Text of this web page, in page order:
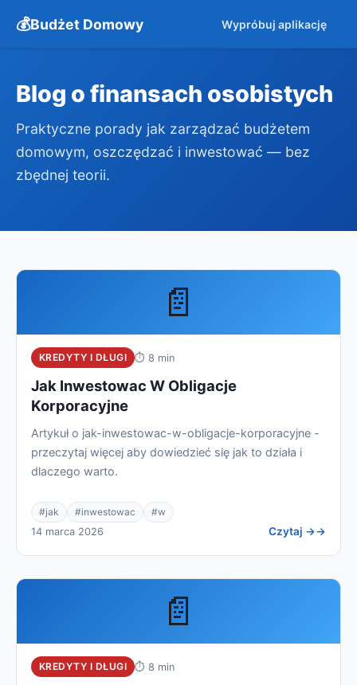
Budżet Domowy Wypróbuj aplikację
Blog o finansach osobistych
Praktyczne porady jak zarządzać budżetem
domowym, oszczędzać i inwestować — bez
zbędnej teorii.
📄
KREDYTY I DŁUGI ⏱ 8 min
Jak Inwestowac W Obligacje
Korporacyjne
Artykuł o jak-inwestowac-w-obligacje-korporacyjne -
przeczytaj więcej aby dowiedzieć się jak to działa i
dlaczego warto.
#jak #inwestowac
#w
14 marca 2026
Czytaj →
📄
KREDYTY I DŁUGI ⏱ 8 min